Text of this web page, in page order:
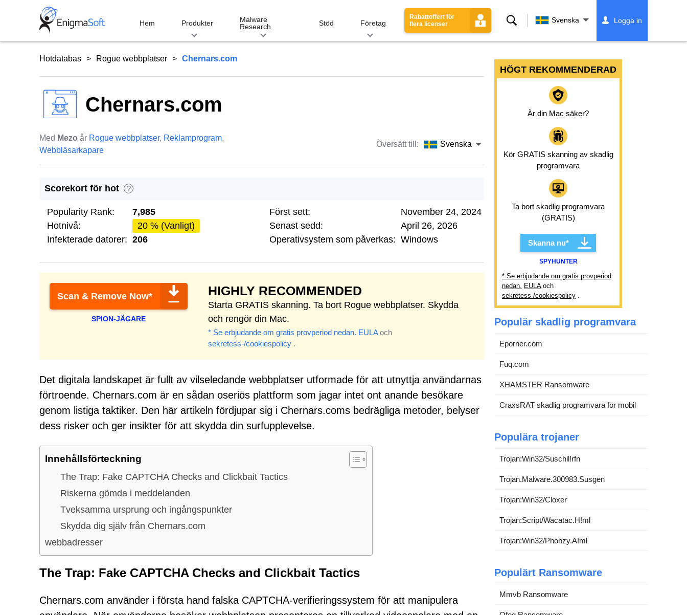
Hem Produkter
Malware
Research
Stöd Företag
Rabattoffert för
flera licenser
Sök Svenska Logga in
Hotdatabas Rogue webbplatser Chernars.com
Chernars.com
Med Mezo år Rogue webbplatser, Reklamprogram,
Webbläsarkapare
Översätt till: Svenska
Scorekort för hot ?
Popularity Rank:
7,985
Hotnivå:
20 % (Vanligt)
Infekterade datorer: 206
Först sett:
November 24, 2024
Senast sedd:
April 26, 2026
Operativsystem som påverkas: Windows
Scan & Remove Now*
SPION-JÄGARE
HIGHLY RECOMMENDED
Starta GRATIS skanning. Ta bort Rogue webbplatser. Skydda
och rengör din Mac.
* Se erbjudande om gratis provperiod nedan. EULAoch
sekretess-/cookiespolicy .
Det digitala landskapet är fullt av vilseledande webbplatser utformade för att utnyttja användarnas
förtroende. Chernars.com är en sådan oseriös plattform som jagar intet ont anande besökare
genom listiga taktiker. Den här artikeln fördjupar sig i Chernars.coms bedrägliga metoder, belyser
dess risker och ger insikter för att skydda din surfupplevelse.
Innehållsförteckning
The Trap: Fake CAPTCHA Checks and Clickbait Tactics
Riskerna gömda i meddelanden
Tveksamma ursprung och ingångspunkter
Skydda dig själv från Chernars.com
webbadresser
The Trap: Fake CAPTCHA Checks and Clickbait Tactics
Chernars.com använder i första hand falska CAPTCHA-verifieringssystem för att manipulera
HÖGT REKOMMENDERAD
Är din Mac säker?
Kör GRATIS skanning av skadlig
programvara
Ta bort skadlig programvara
(GRATIS)
Skanna nu*
SPYHUNTER
* Se erbjudande om gratis provperiod
nedan. EULAoch
sekretess-/cookiespolicy .
Populär skadlig programvara
Eporner.com
Fuq.com
XHAMSTER Ransomware
CraxsRAT skadlig programvara för mobil
Populära trojaner
Trojan:Win32/Suschil!rfn
Trojan.Malware.300983.Susgen
Trojan:Win32/Cloxer
Trojan:Script/Wacatac.H!ml
Trojan:Win32/Phonzy.A!ml
Populärt Ransomware
Mmvb Ransomware